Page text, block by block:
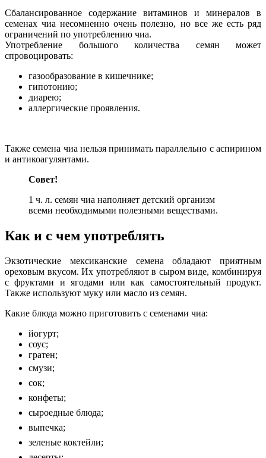
Сбалансированное содержание витаминов и минералов в
семенах чиа несомненно очень полезно, но все же есть ряд
ограничений по употреблению чиа.
Употребление большого количества семян может
спровоцировать:
газообразование в кишечнике;
гипотонию;
диарею;
аллергические проявления.
Также семена чиа нельзя принимать параллельно с аспирином
и антикоагулянтами.
Совет!
1 ч. л. семян чиа наполняет детский организм
всеми необходимыми полезными веществами.
Как и с чем употреблять
Экзотические мексиканские семена обладают приятным
ореховым вкусом. Их употребляют в сыром виде, комбинируя
с фруктами и ягодами или как самостоятельный продукт.
Также используют муку или масло из семян.
Какие блюда можно приготовить с семенами чиа:
йогурт;
соус;
гратен;
смузи;
сок;
конфеты;
сыроедные блюда;
выпечка;
зеленые коктейли;